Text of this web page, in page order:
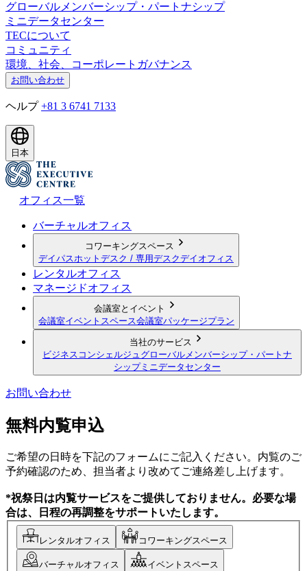
グローバルメンバーシップ・パートナシップ
ミニデータセンター
TECについて
コミュニティ
環境、社会、コーポレートガバナンス
お問い合わせ
ヘルプ +81 3 6741 7133
日本
オフィス一覧
バーチャルオフィス
コワーキングスペース
デイパス ホットデスク / 専用デスクデイオフィス
レンタルオフィス
マネージドオフィス
会議室とイベント
会議室イベントスペース会議室パッケージプラン
当社のサービス
ビジネスコンシェルジュ グローバルメンバーシップ・パートナ
シップミニデータセンター
お問い合わせ
無料内覧申込
ご希望の日時を下記のフォームにご記入ください。内覧のご
予約確認のため、担当者より改めてご連絡差し上げます。
*祝祭日は内覧サービスをご提供しておりません。必要な場
合は、日程の再調整をサポートいたします。
レンタルオフィス コワーキングスペース
バーチャルオフィス イベントスペース